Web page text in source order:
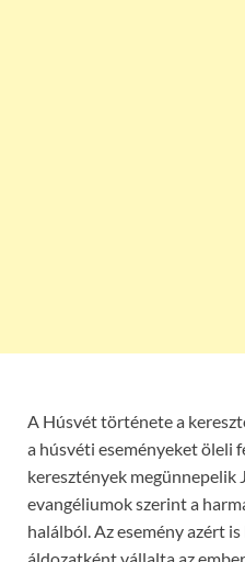
A Húsvét története a
a húsvéti eseményeket öleli
keresztények megünnepelik
evangéliumok szerint a
halálból. Az esemény azért